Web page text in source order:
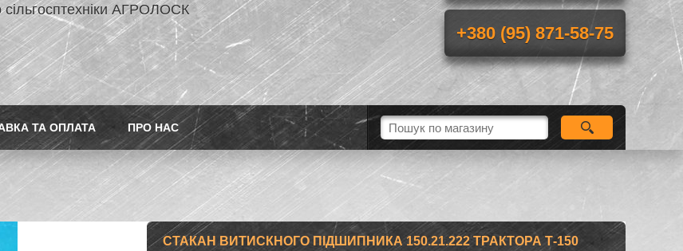
сільгосптехніки АГРОЛОСК
+380 (95) 871-58-75
ТА ОПЛАТА ПРО НАС
СТАКАН ВИТИСКНОГО ПІДШИПНИКА 150.21.222 ТРАКТОРА Т-150